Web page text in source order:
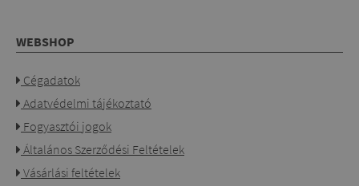
WEBSHOP
Cégadatok
Adatvédelmi tájékoztató
Fogyasztói jogok
Általános Szerződési Feltételek
Vásárlási feltételek